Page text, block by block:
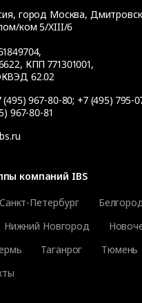
город Москва,
ком 5/XIII/6
КПП 771301001,
62.02
(495) 967-80-80; +7 (495) 795-
967-80-81
компаний IBS
Санкт-Петербург
Нижний Новгород
Таганрог Тюмень